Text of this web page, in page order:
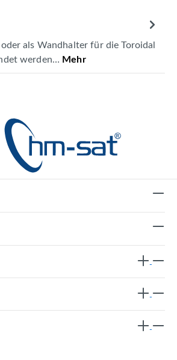
als Wandhalter für die Toroidal
werden… Mehr